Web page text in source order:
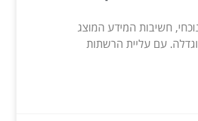
חשיבות המידע המוצג
עם עליית הרשתות